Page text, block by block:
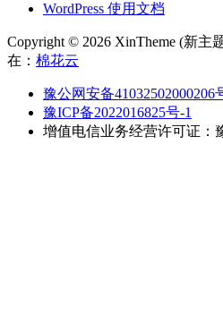
WordPress 使用文档
Copyright © 2026 XinTheme (新主
在： 棉花云
豫公网安备41032502000206
豫ICP备2022016825号-1
增值电信业务经营许可证：